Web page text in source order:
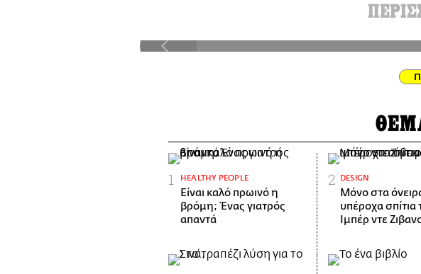
LifO Portraits
HEALTHY PEOPLE
Είναι καλό πρωινό η
βρόμη; Ένας γιατρός
απαντά
DESIGN
Μόνο στα
υπέροχα σπίτια
Ιμπέρ ντε